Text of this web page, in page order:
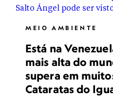
MEIO AMBIENTE
Está na
mais alta do
supera em
Cataratas do